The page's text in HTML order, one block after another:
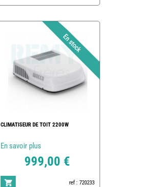
CLIMATISEUR DE TOIT 2200W
En savoir plus
999,00 €
ref : 720233